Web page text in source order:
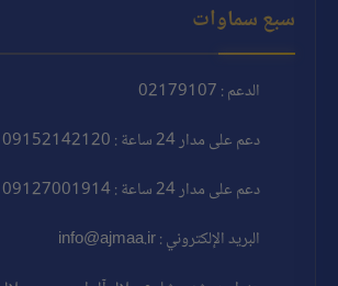
سبع سماوات
الدعم : 02179107
دعم على مدار 24 ساعة : 09152142120
دعم على مدار 24 ساعة : 09127001914
البريد الإلكتروني : info@ajmaa.ir